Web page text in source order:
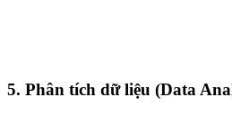
5. Phân tích dữ liệu (Data